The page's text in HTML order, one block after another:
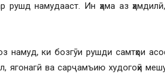
рушд намудааст. Ин ҳама аз
намуд, ки бозгӯи рушди самтҳои
ягонагӣ ва сарҷамъию худогоҳӣ